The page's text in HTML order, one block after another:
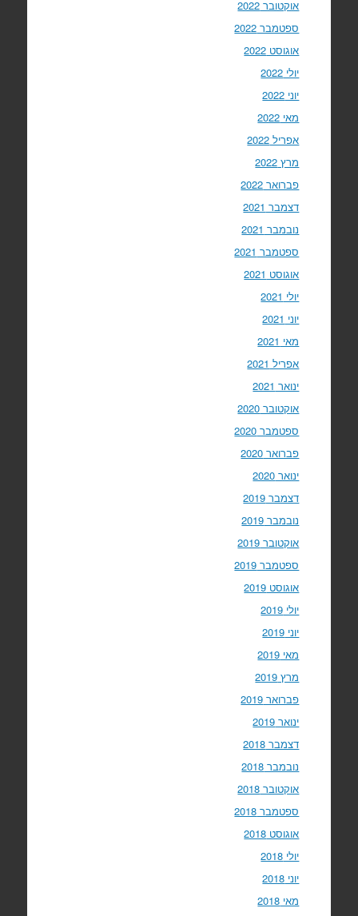
אוקטובר 2022
ספטמבר 2022
אוגוסט 2022
יולי 2022
יוני 2022
מאי 2022
אפריל 2022
מרץ 2022
פברואר 2022
דצמבר 2021
נובמבר 2021
ספטמבר 2021
אוגוסט 2021
יולי 2021
יוני 2021
מאי 2021
אפריל 2021
ינואר 2021
אוקטובר 2020
ספטמבר 2020
פברואר 2020
ינואר 2020
דצמבר 2019
נובמבר 2019
אוקטובר 2019
ספטמבר 2019
אוגוסט 2019
יולי 2019
יוני 2019
מאי 2019
מרץ 2019
פברואר 2019
ינואר 2019
דצמבר 2018
נובמבר 2018
אוקטובר 2018
ספטמבר 2018
אוגוסט 2018
יולי 2018
יוני 2018
מאי 2018